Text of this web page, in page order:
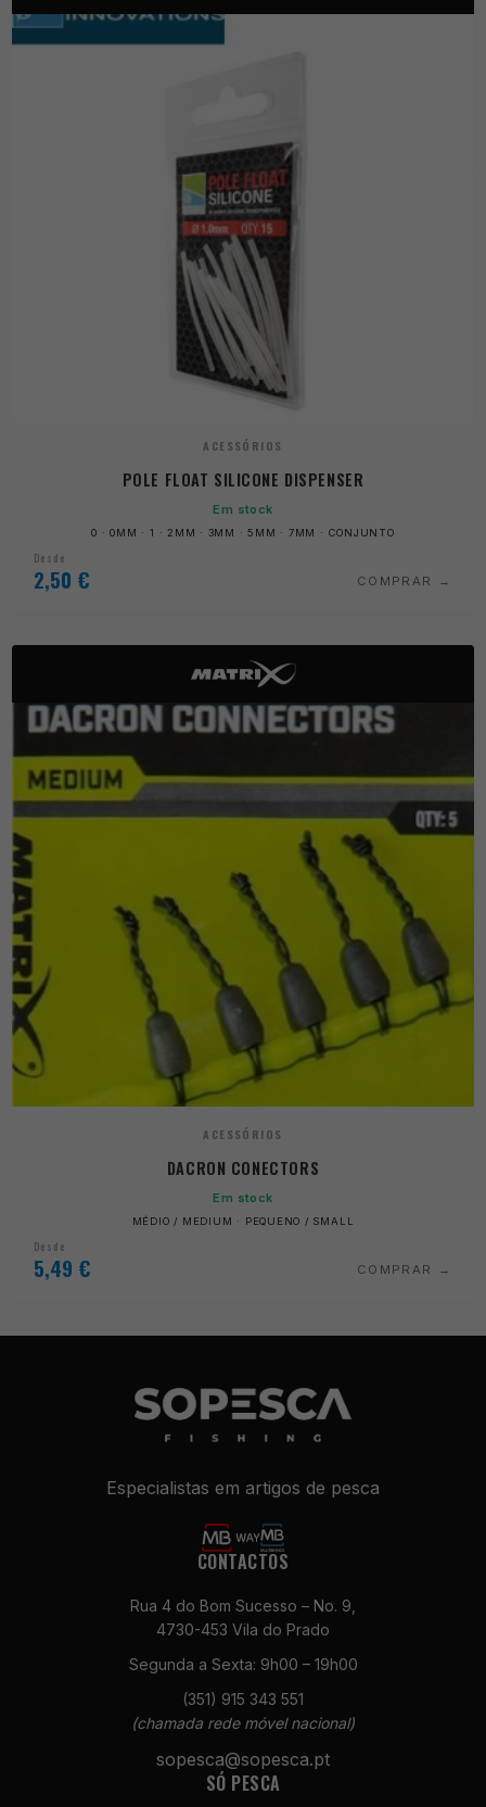
ACESSÓRIOS
POLE FLOAT SILICONE DISPENSER
Em stock
0 · 0MM · 1 · 2MM · 3MM · 5MM · 7MM · CONJUNTO
Desde
2,50 € COMPRAR
ACESSÓRIOS
DACRON CONECTORS
Em stock
MÉDIO / MEDIUM · PEQUENO / SMALL
Desde
5,49 € COMPRAR
Especialistas em artigos de pesca
CONTACTOS
Rua 4 do Bom Sucesso – No. 9,
4730-453 Vila do Prado
Segunda a Sexta: 9h00 – 19h00
(351) 915 343 551
(chamada rede móvel nacional)
sopesca@sopesca.pt
SÓ PESCA